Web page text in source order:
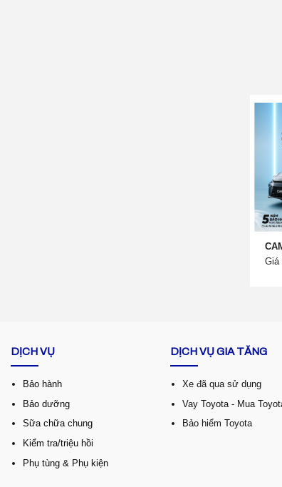
Giá
DỊCH VỤ
Bảo hành
Bảo dưỡng
Sữa chữa chung
Kiểm tra/triệu hồi
Phụ tùng & Phụ kiện
DỊCH VỤ GIA TĂNG
Xe đã qua sử dụng
Vay Toyota - Mua
Bảo hiểm Toyota